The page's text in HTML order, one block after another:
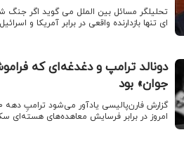
تحلیلگر مسائل بین الملل می گوید اگر
ای تنها بازدارنده واقعی در برابر آمریکا و
دونالد ترامپ و دغدغه‌ای که
جوان» بود
امروز در برابر فرسایش معاهده‌های هسته‌ای